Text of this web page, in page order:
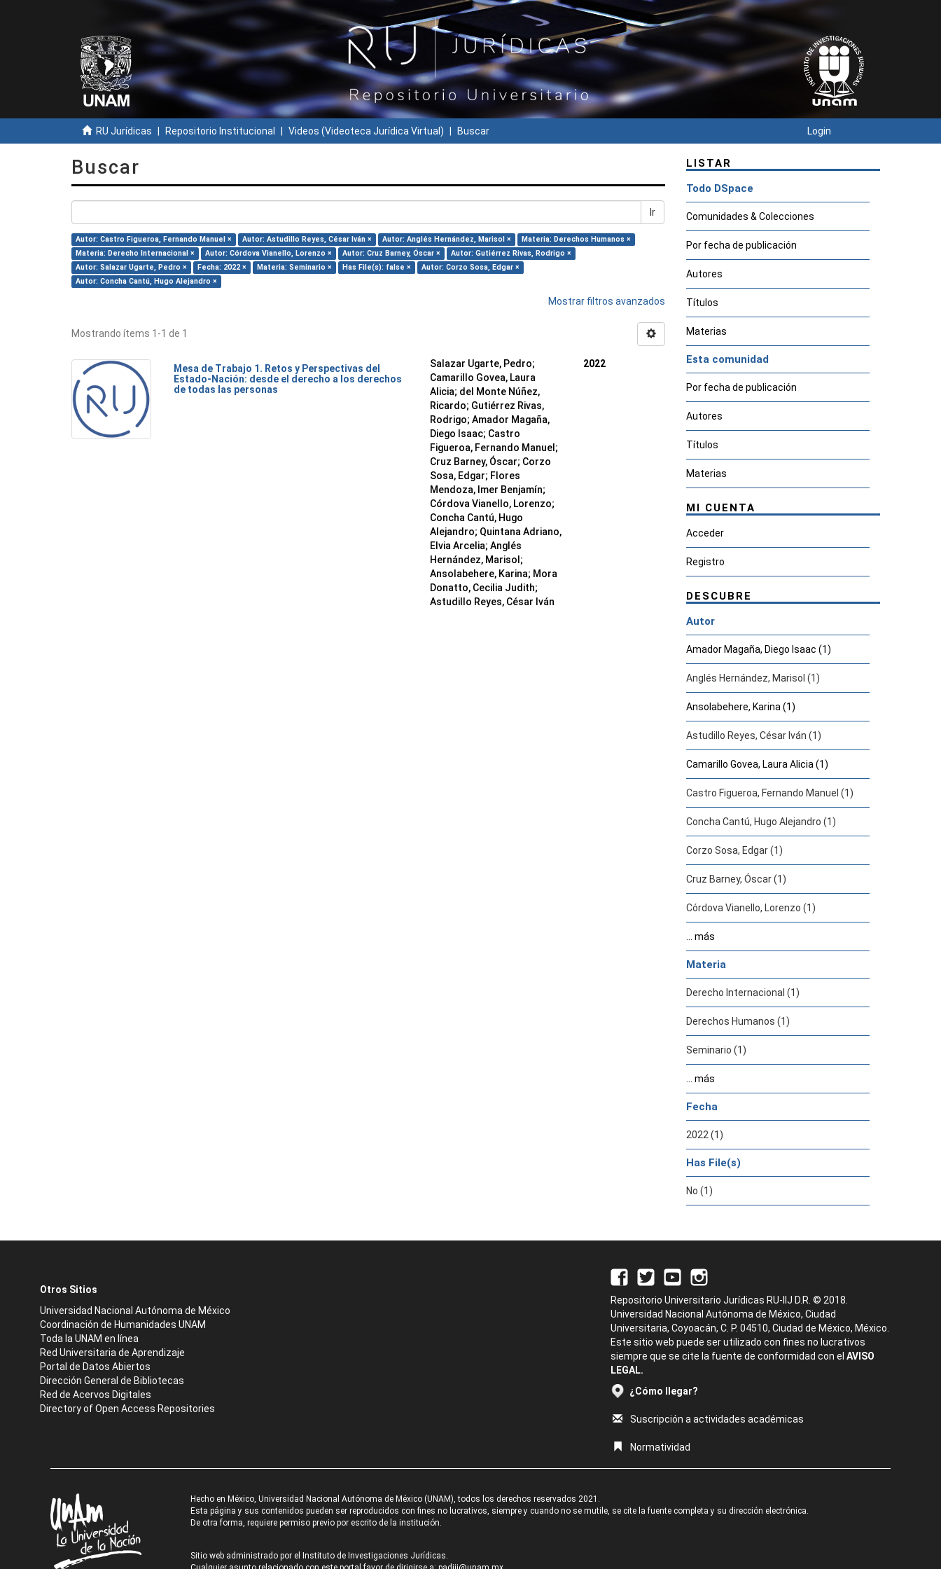
RU Jurídicas Repositorio Institucional Videos (Videoteca Jurídica Virtual) Buscar Login
Buscar
Ir
Autor: Castro Figueroa, Fernando Manuel × Autor: Astudillo Reyes, César Iván × Autor: Anglés Hernández, Marisol ×
Materia: Derechos Humanos ×
Materia: Derecho Internacional ×
Autor: Córdova Vianello, Lorenzo × Autor: Cruz Barney, Óscar ×
Autor: Gutiérrez Rivas, Rodrigo ×
Autor: Salazar Ugarte, Pedro ×
Fecha: 2022 × Materia: Seminario × Has File(s): false ×
Autor: Corzo Sosa, Edgar ×
Autor: Concha Cantú, Hugo Alejandro ×
Mostrar filtros avanzados
Mostrando ítems 1-1 de 1
Mesa de Trabajo 1. Retos y Perspectivas del
Estado-Nación: desde el derecho a los derechos
de todas las personas
Salazar Ugarte, Pedro;
Camarillo Govea, Laura
Alicia; del Monte Núñez,
Ricardo; Gutiérrez Rivas,
Rodrigo; Amador Magaña,
Diego Isaac; Castro
Figueroa, Fernando Manuel ;
Cruz Barney, Óscar; Corzo
Sosa, Edgar; Flores
Mendoza, Imer Benjamín;
Córdova Vianello, Lorenzo;
Concha Cantú, Hugo
Alejandro; Quintana Adriano,
Elvia Arcelia; Anglés
Hernández, Marisol ;
Ansolabehere, Karina; Mora
Donatto, Cecilia Judith;
Astudillo Reyes, César Iván
2022
LISTAR
Todo DSpace
Comunidades & Colecciones
Por fecha de publicación
Autores
Títulos
Materias
Esta comunidad
Por fecha de publicación
Autores
Títulos
Materias
MI CUENTA
Acceder
Registro
DESCUBRE
Autor
Amador Magaña, Diego Isaac (1)
Anglés Hernández, Marisol (1)
Ansolabehere, Karina (1)
Astudillo Reyes, César Iván (1)
Camarillo Govea, Laura Alicia (1)
Castro Figueroa, Fernando Manuel (1)
Concha Cantú, Hugo Alejandro (1)
Corzo Sosa, Edgar (1)
Cruz Barney, Óscar (1)
Córdova Vianello, Lorenzo (1)
... más
Materia
Derecho Internacional (1)
Derechos Humanos (1)
Seminario (1)
... más
Fecha
2022 (1)
Has File(s)
No (1)
Otros Sitios
Universidad Nacional Autónoma de México
Coordinación de Humanidades UNAM
Toda la UNAM en línea
Red Universitaria de Aprendizaje
Portal de Datos Abiertos
Dirección General de Bibliotecas
Red de Acervos Digitales
Directory of Open Access Repositories
Repositorio Universitario Jurídicas RU-IIJ D.R. © 2018.
Universidad Nacional Autónoma de México, Ciudad
Universitaria, Coyoacán, C. P. 04510, Ciudad de México, México.
Este sitio web puede ser utilizado con fines no lucrativos
siempre que se cite la fuente de conformidad con el AVISO
LEGAL.
¿Cómo llegar?
Suscripción a actividades académicas
Normatividad
Hecho en México, Universidad Nacional Autónoma de México (UNAM), todos los derechos reservados 2021.
Esta página y sus contenidos pueden ser reproducidos con fines no lucrativos, siempre y cuando no se mutile, se cite la fuente completa y su dirección electrónica.
De otra forma, requiere permiso previo por escrito de la institución.
Sitio web administrado por el Instituto de Investigaciones Jurídicas.